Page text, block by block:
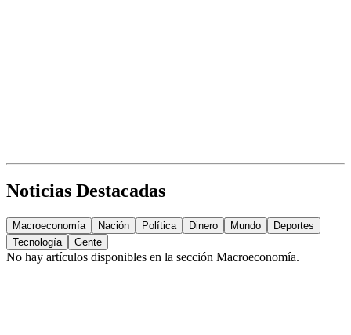
Noticias Destacadas
Macroeconomía Nación Política Dinero Mundo
Deportes
Tecnología
Gente
No hay artículos disponibles en la sección Macroeconomía.